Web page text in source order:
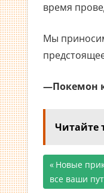
время
Мы
—Покемон
Читайте
запись;
Новые
все ваши